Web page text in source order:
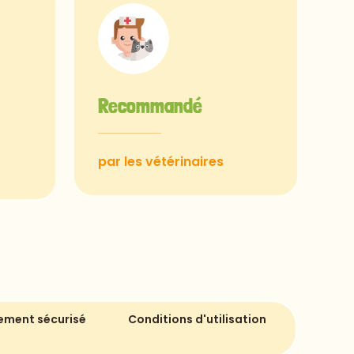
Recommandé
par les vétérinaires
sécurisé
Conditions d'utilisation